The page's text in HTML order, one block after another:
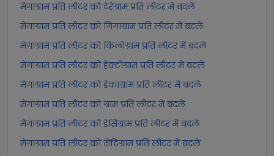
मेगाग्राम प्रति लीटर को टेरेग्राम प्रति लीटर में बदलें
मेगाग्राम प्रति लीटर को गिगाग्राम प्रति लीटर में बदलें
मेगाग्राम प्रति लीटर को किलोग्राम प्रति लीटर में बदलें
मेगाग्राम प्रति लीटर को हेक्टोग्राम प्रति लीटर में बदलें
मेगाग्राम प्रति लीटर को डेकाग्राम प्रति लीटर में बदलें
मेगाग्राम प्रति लीटर को ग्राम प्रति लीटर में बदलें
मेगाग्राम प्रति लीटर को डेसिग्राम प्रति लीटर में बदलें
मेगाग्राम प्रति लीटर को सेंटिग्राम प्रति लीटर में बदलें